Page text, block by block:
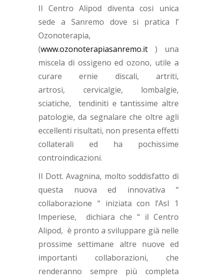
Il Centro Alipod diventa cosi unica
sede a Sanremo dove si pratica l’
Ozonoterapia,
(www.ozonoterapiasanremo.it ) una
miscela di ossigeno ed ozono, utile a
curare ernie discali, artriti,
artrosi, cervicalgie, lombalgie,
sciatiche, tendiniti e tantissime altre
patologie, da segnalare che oltre agli
eccellenti risultati, non presenta effetti
collaterali ed ha pochissime
controindicazioni.
Il Dott. Avagnina, molto soddisfatto di
questa nuova ed innovativa “
collaborazione “ iniziata con l’Asl 1
Imperiese, dichiara che “ il Centro
Alipod, è pronto a sviluppare già nelle
prossime settimane altre nuove ed
importanti collaborazioni, che
renderanno sempre più completa